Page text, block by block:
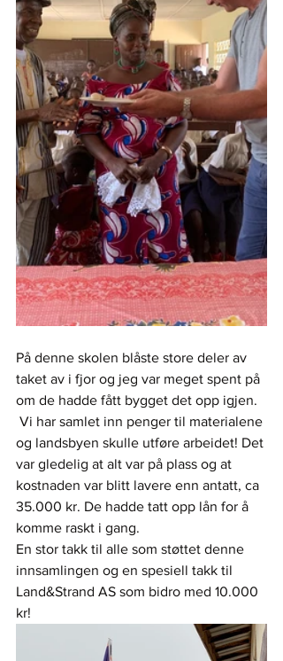
På denne skolen blåste store deler av
taket av i fjor og jeg var meget spent på
om de hadde fått bygget det opp igjen.
Vi har samlet inn penger til materialene
og landsbyen skulle utføre arbeidet! Det
var gledelig at alt var på plass og at
kostnaden var blitt lavere enn antatt, ca
35.000 kr. De hadde tatt opp lån for å
komme raskt i gang.
En stor takk til alle som støttet denne
innsamlingen og en spesiell takk til
Land&Strand AS som bidro med 10.000
kr!